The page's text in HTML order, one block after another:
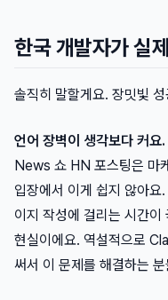
한국 개발자가 실
솔직히 말할게요. 장밋빛
언어 장벽이 생각보다 커요.
News 쇼 HN 포스팅은 마
입장에서 이게 쉽지 않아요
이지 작성에 걸리는 시간
현실이에요. 역설적으로
써서 이 문제를 해결하는